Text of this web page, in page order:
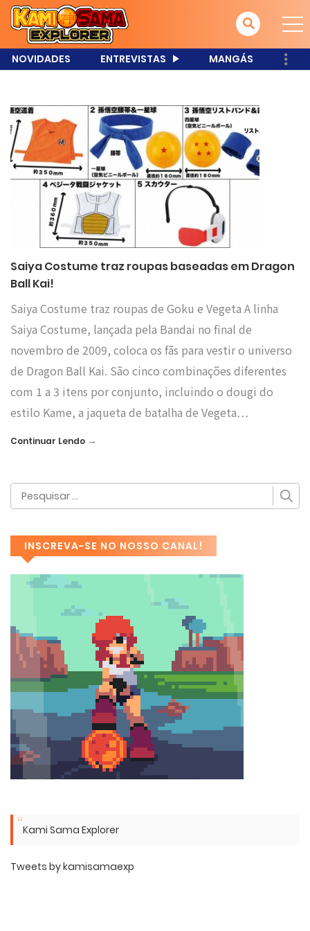
NOVIDADES ENTREVISTAS MANGÁS
Saiya Costume traz roupas baseadas em Dragon
Ball Kai!
Saiya Costume traz roupas de Goku e Vegeta A linha
Saiya Costume, lançada pela Bandai no final de
novembro de 2009, coloca os fãs para vestir o universo
de Dragon Ball Kai. São cinco combinações diferentes
com 1 a 3 itens por conjunto, incluindo o dougi do
estilo Kame, a jaqueta de batalha de Vegeta…
Continuar Lendo →
INSCREVA-SE NO NOSSO CANAL!
Kami Sama Explorer
Tweets by kamisamaexp